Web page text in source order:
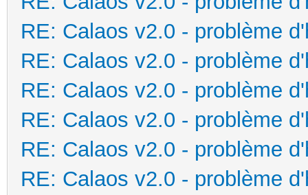
RE: Calaos v2.0 - problème
RE: Calaos v2.0 - problème
RE: Calaos v2.0 - problème
RE: Calaos v2.0 - problème
RE: Calaos v2.0 - problème
RE: Calaos v2.0 - problème